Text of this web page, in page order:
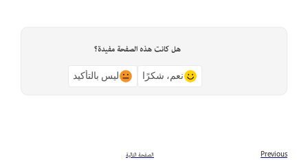
هل كانت هذه الصفحة مفيدة؟
نعم، شكرًا ليس بالتأكيد
Previous الصفحة التالية